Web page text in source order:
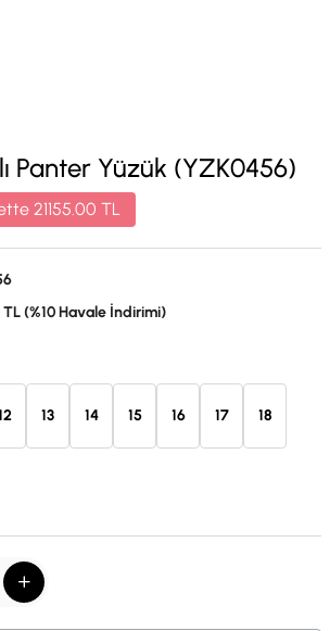
Panter Yüzük (YZK0456)
21155.00 TL
TL (%10 Havale İndirimi)
13 14 15 16 17 18